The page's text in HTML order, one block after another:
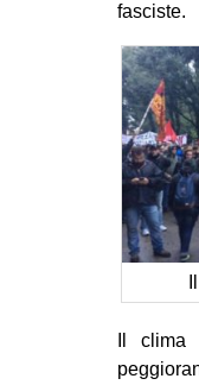
fasciste.
Il